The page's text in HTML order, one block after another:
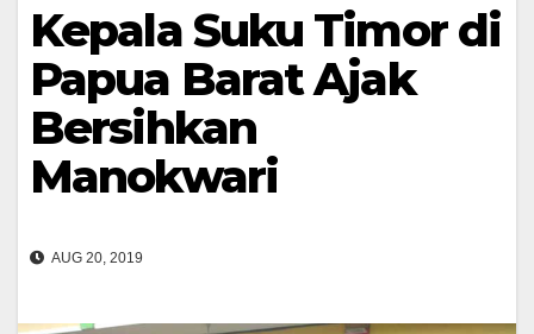
Kepala Suku Timor di
Papua Barat Ajak
Bersihkan
Manokwari
AUG 20, 2019